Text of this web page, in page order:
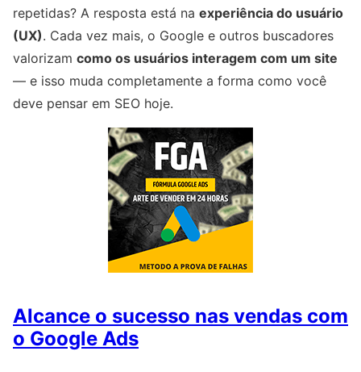
repetidas? A resposta está na experiência do usuário
(UX). Cada vez mais, o Google e outros buscadores
valorizam como os usuários interagem com um site
— e isso muda completamente a forma como você
deve pensar em SEO hoje.
Alcance o sucesso nas vendas com
o Google Ads